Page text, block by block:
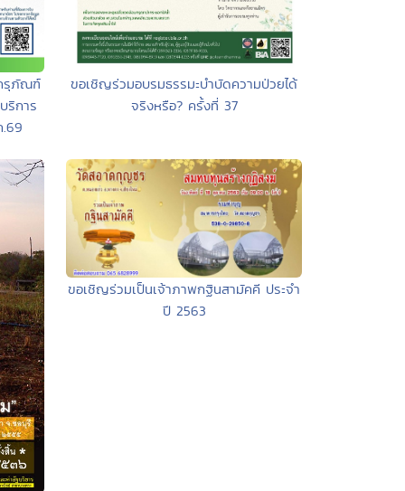
รุภัณฑ์
ริการ
ขอเชิญร่วมอบรมธรรมะบำบัดความป่วยได้
จริงหรือ? ครั้งที่ 37
ขอเชิญร่วมเป็นเจ้าภาพกฐินสามัคคี ประจำ
ปี 2563